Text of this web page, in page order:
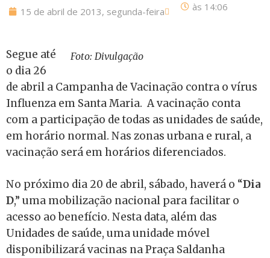
15 de abril de 2013, segunda-feira às 14:06
Foto: Divulgação
Segue até
o dia 26
de abril a Campanha de Vacinação contra o vírus
Influenza em Santa Maria. A vacinação conta
com a participação de todas as unidades de saúde,
em horário normal. Nas zonas urbana e rural, a
vacinação será em horários diferenciados.
No próximo dia 20 de abril, sábado, haverá o “Dia
D,” uma mobilização nacional para facilitar o
acesso ao benefício. Nesta data, além das
Unidades de saúde, uma unidade móvel
disponibilizará vacinas na Praça Saldanha